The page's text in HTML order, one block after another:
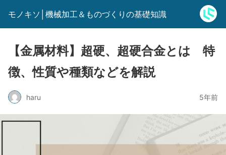
モノキソ│機械加工＆ものづくりの基礎知識
【金属材料】超硬、超硬合金とは 特
徴、性質や種類などを解説
haru 5年前